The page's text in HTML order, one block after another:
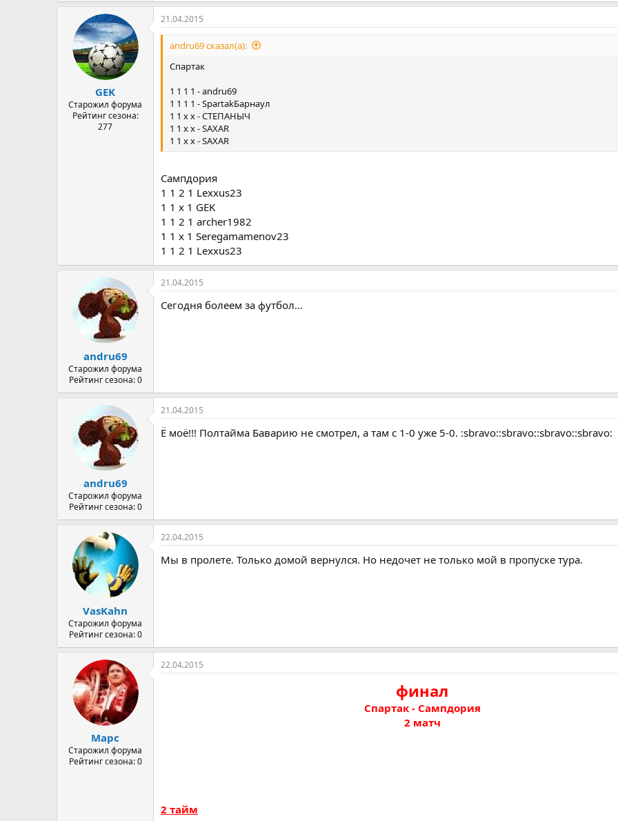
GEK
Старожил форума
Рейтинг сезона:
277
21.04.2015
andru69 сказал(а):
Спартак
1 1 1 1 - andru69
1 1 1 1 - SpartakБарнаул
1 1 х х - СТЕПАНЫЧ
1 1 х х - SAXAR
1 1 х х - SAXAR
Сампдория
1 1 2 1 Lexxus23
1 1 х 1 GEK
1 1 2 1 archer1982
1 1 х 1 Seregamamenov23
1 1 2 1 Lexxus23
andru69
Старожил форума
Рейтинг сезона: 0
21.04.2015
Сегодня болеем за футбол...
andru69
Старожил форума
Рейтинг сезона: 0
21.04.2015
Ё моё!!! Полтайма Баварию не смотрел, а там с 1-0 уже 5-0. :sbravo::sbravo::sbravo::sbravo:
VasKahn
Старожил форума
Рейтинг сезона: 0
22.04.2015
Мы в пролете. Только домой вернулся. Но недочет не только мой в пропуске тура.
Марс
Старожил форума
Рейтинг сезона: 0
22.04.2015
финал
Спартак - Сампдория
2 матч
2 тайм